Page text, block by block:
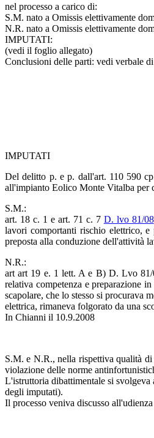
nel processo a carico di:
S.M. nato a Omissis elettivamente
N.R. nato a Omissis elettivamente
IMPUTATI:
(vedi il foglio allegato)
Conclusioni delle parti: vedi verbale
IMPUTATI
Del delitto p. e p. dall'art. 110 590
all'impianto Eolico Monte Vitalba per
S.M.:
art. 18 c. 1 e art. 71 c. 7 D. lvo 81/08
lavori comportanti rischio elettrico,
preposta alla conduzione dell'attività
N.R.:
art art 19 e. 1 lett. A e B) D. Lvo 81/
relativa competenza e preparazione
scapolare, che lo stesso si procurava
elettrica, rimaneva folgorato da una
In Chianni il 10.9.2008
S.M. e N.R., nella rispettiva qualità
violazione delle norme
L'istruttoria dibattimentale si
degli imputati).
Il processo veniva discusso